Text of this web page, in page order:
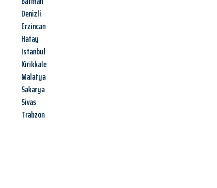
Denizli
Erzincan
Hatay
Istanbul
Kirikkale
Malatya
Sakarya
Sivas
Trabzon